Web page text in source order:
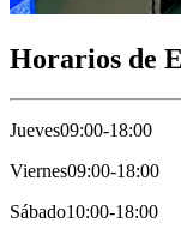
Horarios de
Jueves09:00-18:00
Viernes09:00-18:00
Sábado10:00-18:00